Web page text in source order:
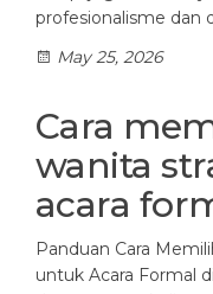
profesionalisme dan
May 25, 2026
Cara
wanita
acara
Panduan Cara
untuk Acara Formal